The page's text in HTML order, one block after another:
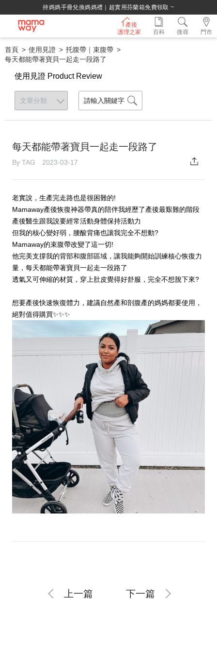
持媽媽手冊兌換媽媽禮｜超實用芬蘭箱免費領取 ~
產後
護理之家
門市
百科 搜尋
首頁 使用見證
托腹帶｜束腹帶
每天都能帶著寶貝一起走一段路了
使用見證 Product Review
每天都能帶著寶貝一起走一段路了
By TAG 2023-03-17
老實說，生產完走路也是很困難的!
Mamaway產後恢復神器帶真的陪伴我經歷了產後最艱難的階段
產後醫生跟我說要經常活動身體保持活動力
但我的核心變好弱，腰酸背痛也讓我完全不想動?
Mamaway的束腹帶改變了這一切!
他完美支撐我的背部和腹部區域，讓我能夠開始訓練核心恢復力
量，每天都能帶著寶貝一起走一段路了
透氣又可伸縮的材質，穿上肚皮覺得好舒服，完全不想脫下來?
想要產後快速恢復體力，建議自然產和剖腹產的媽媽都要使用，
絕對值得購買✨✨✨
上一篇 下一篇